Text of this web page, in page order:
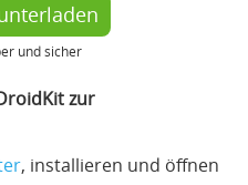
und sicher
zur
, installieren und öffnen